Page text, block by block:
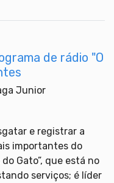
de rádio "O
Junior
e registrar a
importantes do
Gato”, que está no
serviços; é líder